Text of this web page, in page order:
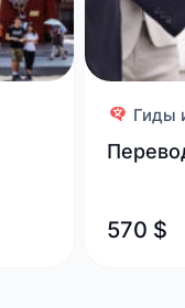
Гиды
570 $